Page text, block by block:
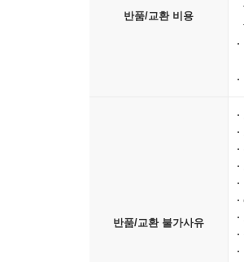
반품/교환 비용
반품/교환 불가사유